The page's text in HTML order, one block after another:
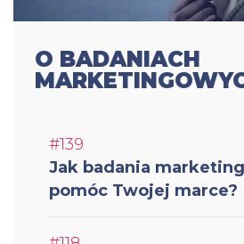
O BADANIACH
#139
Jak badania
pomóc Twojej marce?